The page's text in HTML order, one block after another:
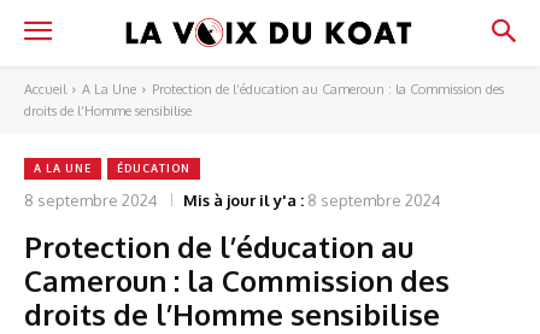
Accueil A La Une
Protection de l’éducation au Cameroun : la Commission des
droits de l’Homme sensibilise
A LA UNE ÉDUCATION
8 septembre 2024 Mis à jour il y'a : 8 septembre 2024
Protection de l’éducation au
Cameroun : la Commission des
droits de l’Homme sensibilise